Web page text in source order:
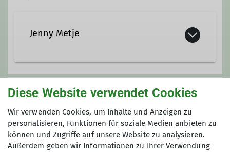
Jenny Metje
Qualifikationen
Kletterbetreuer*in Breitensport
Unsere Veranstaltungsorte
Nordwand
Diese Website verwendet Cookies
Wir verwenden Cookies, um Inhalte und Anzeigen zu
personalisieren, Funktionen für soziale Medien anbieten zu
können und Zugriffe auf unsere Website zu analysieren.
Außerdem geben wir Informationen zu Ihrer Verwendung